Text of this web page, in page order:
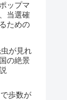
ップマ
当選確
ための
虫が見れ
の絶景
歩数が